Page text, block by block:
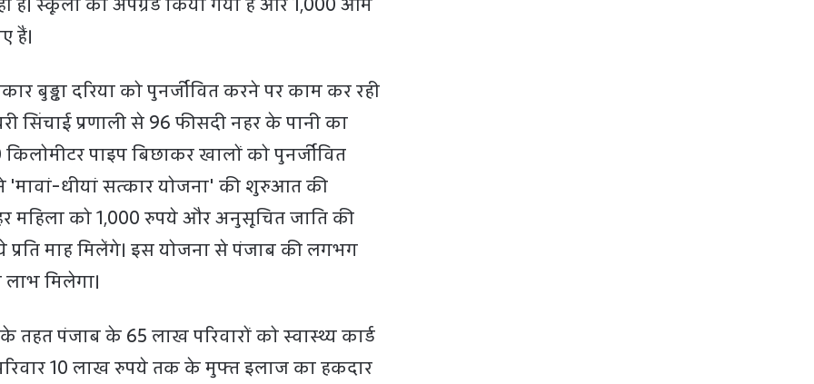
हैं।
बुड्ढा दरिया को पुनर्जीवित करने पर काम कर रही
सिंचाई प्रणाली से 96 फीसदी नहर के पानी का
पाइप बिछाकर खालों को पुनर्जीवित
ने 'मावां-धीयां सत्कार योजना' की शुरुआत की
महिला को 1,000 रुपये और अनुसूचित जाति की
माह मिलेंगे। इस योजना से पंजाब की लगभग
मिलेगा।
तहत पंजाब के 65 लाख परिवारों को स्वास्थ्य कार्ड
परिवार 10 लाख रुपये तक के मुफ्त इलाज का हकदार